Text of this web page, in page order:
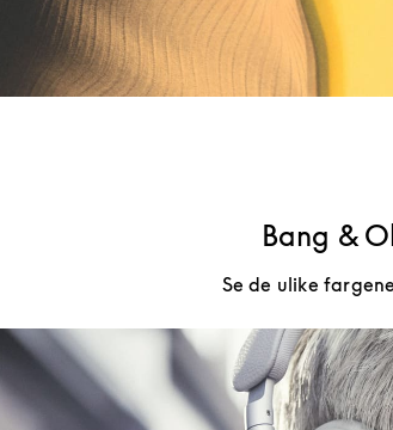
Bang &
Se de ulike